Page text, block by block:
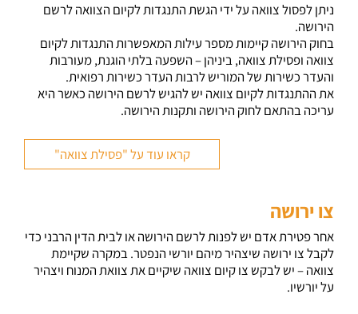
ניתן לפסול צוואה על ידי הגשת התנגדות לקיום הצוואה לרשם
הירושה.
בחוק הירושה קיימות מספר עילות המאפשרות התנגדות לקיום
צוואה ופסילת צוואה, ביניהן – השפעה בלתי הוגנת, מעורבות
והעדר כשירות של המוריש לרבות העדר כשירות רפואית.
את ההתנגדות לקיום צוואה יש להגיש לרשם הירושה כאשר היא
עריכה בהתאם לחוק הירושה ותקנות הירושה.
קראו עוד על "פסילת צוואה"
צו ירושה
אחר פטירת אדם יש לפנות לרשם הירושה או לבית הדין הרבני כדי
לקבל צו ירושה שיצהיר מיהם יורשי הנפטר. במקרה שקיימת
צוואה – יש לבקש צו קיום צוואה שיקיים את צוואת המנוח ויצהיר
על יורשיו.